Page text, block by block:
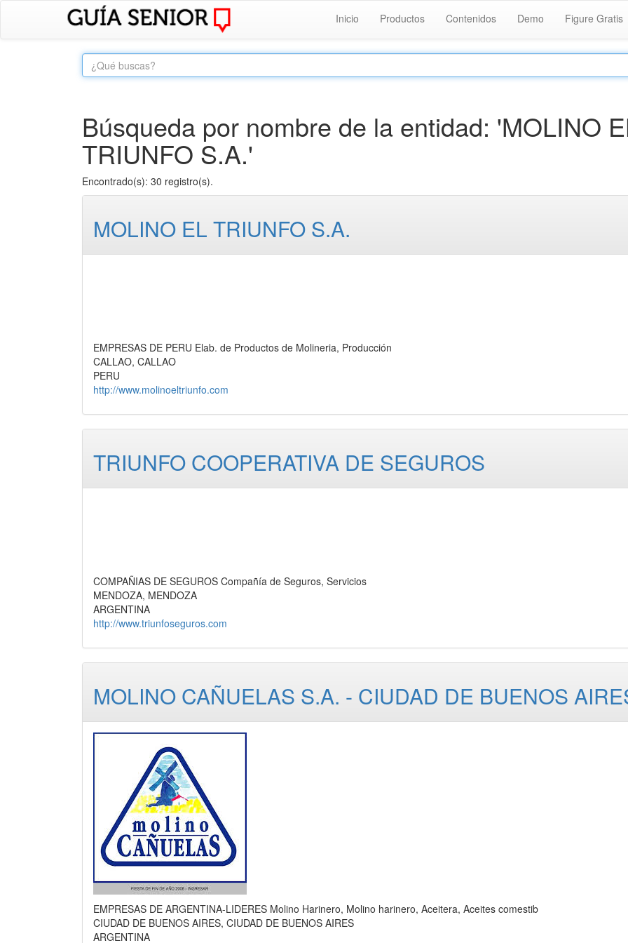
Inicio Productos Contenidos Demo Figure Gratis
Búsqueda por nombre de la entidad: 'MOLINO
TRIUNFO S.A.'
Encontrado(s): 30 registro(s).
MOLINO EL TRIUNFO S.A.
EMPRESAS DE PERU Elab. de Productos de Molineria, Producción
CALLAO, CALLAO
PERU
http://www.molinoeltriunfo.com
TRIUNFO COOPERATIVA DE SEGUROS
COMPAÑIAS DE SEGUROS Compañía de Seguros, Servicios
MENDOZA, MENDOZA
ARGENTINA
http://www.triunfoseguros.com
MOLINO CAÑUELAS S.A. - CIUDAD DE BUENOS
EMPRESAS DE ARGENTINA-LIDERES Molino Harinero, Molino harinero, Aceitera, Aceites comestib
CIUDAD DE BUENOS AIRES, CIUDAD DE BUENOS AIRES
ARGENTINA